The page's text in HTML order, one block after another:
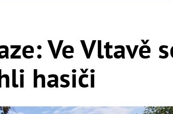
Ve Vltavě
hasiči